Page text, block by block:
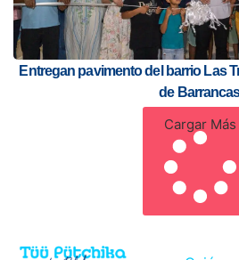
Entregan pavimento del barrio Las
de
Cargar Más